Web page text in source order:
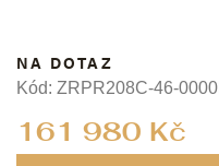
161 980 Kč
NA DOTAZ
Kód: ZRPR208C-46-0000I